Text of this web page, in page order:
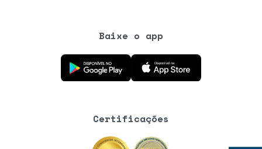
Baixe o app
Baixe o aplicativo na Google Play Store
Baixe o aplicativo na App Store
Certificações